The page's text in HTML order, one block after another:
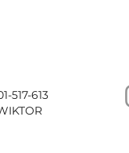
517-613